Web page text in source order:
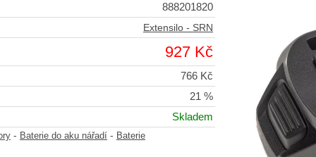
888201820
Extensilo - SRN
927 Kč
766 Kč
21 %
Skladem
- Baterie do aku nářadí - Baterie